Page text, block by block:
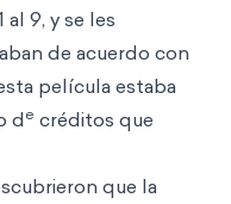
9, y se les
de acuerdo con
película estaba
de créditos que
que la